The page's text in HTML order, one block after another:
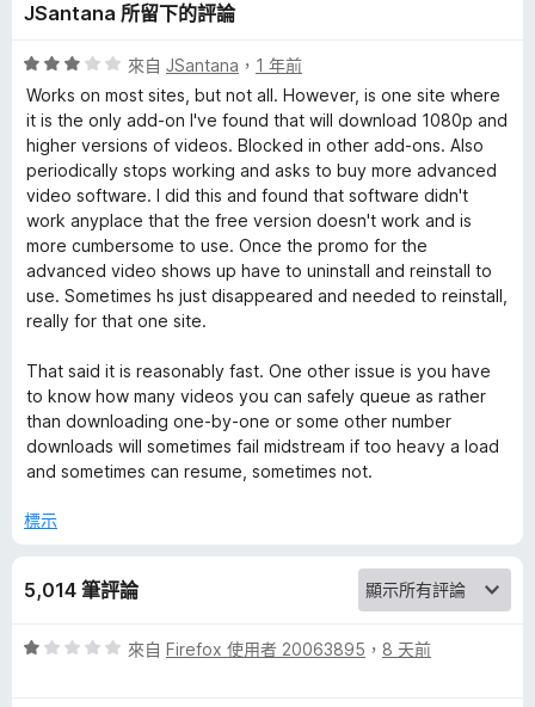
w
n
l
o
a
d
e
r
r
JSantana 所留下的評論
評
價
3
分
，
滿
分
5
分
來自 JSantana ， 1 年前
Works on most sites, but not all. However, is one site where
it is the only add-on I've found that will download 1080p and
higher versions of videos. Blocked in other add-ons. Also
periodically stops working and asks to buy more advanced
video software. I did this and found that software didn't
work anyplace that the free version doesn't work and is
more cumbersome to use. Once the promo for the
advanced video shows up have to uninstall and reinstall to
use. Sometimes hs just disappeared and needed to reinstall,
really for that one site.
That said it is reasonably fast. One other issue is you have
to know how many videos you can safely queue as rather
than downloading one-by-one or some other number
downloads will sometimes fail midstream if too heavy a load
and sometimes can resume, sometimes not.
標示
5,014 筆評論
評
來自 Firefox 使用者 20063895 ， 8 天前